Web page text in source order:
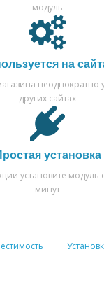
модуль
на
неоднократно
других сайтах
установка
установите модуль
минут